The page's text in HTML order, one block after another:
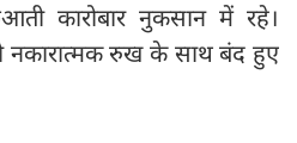
कारोबार नुकसान में रहे।
नकारात्मक रुख के साथ बंद हुए